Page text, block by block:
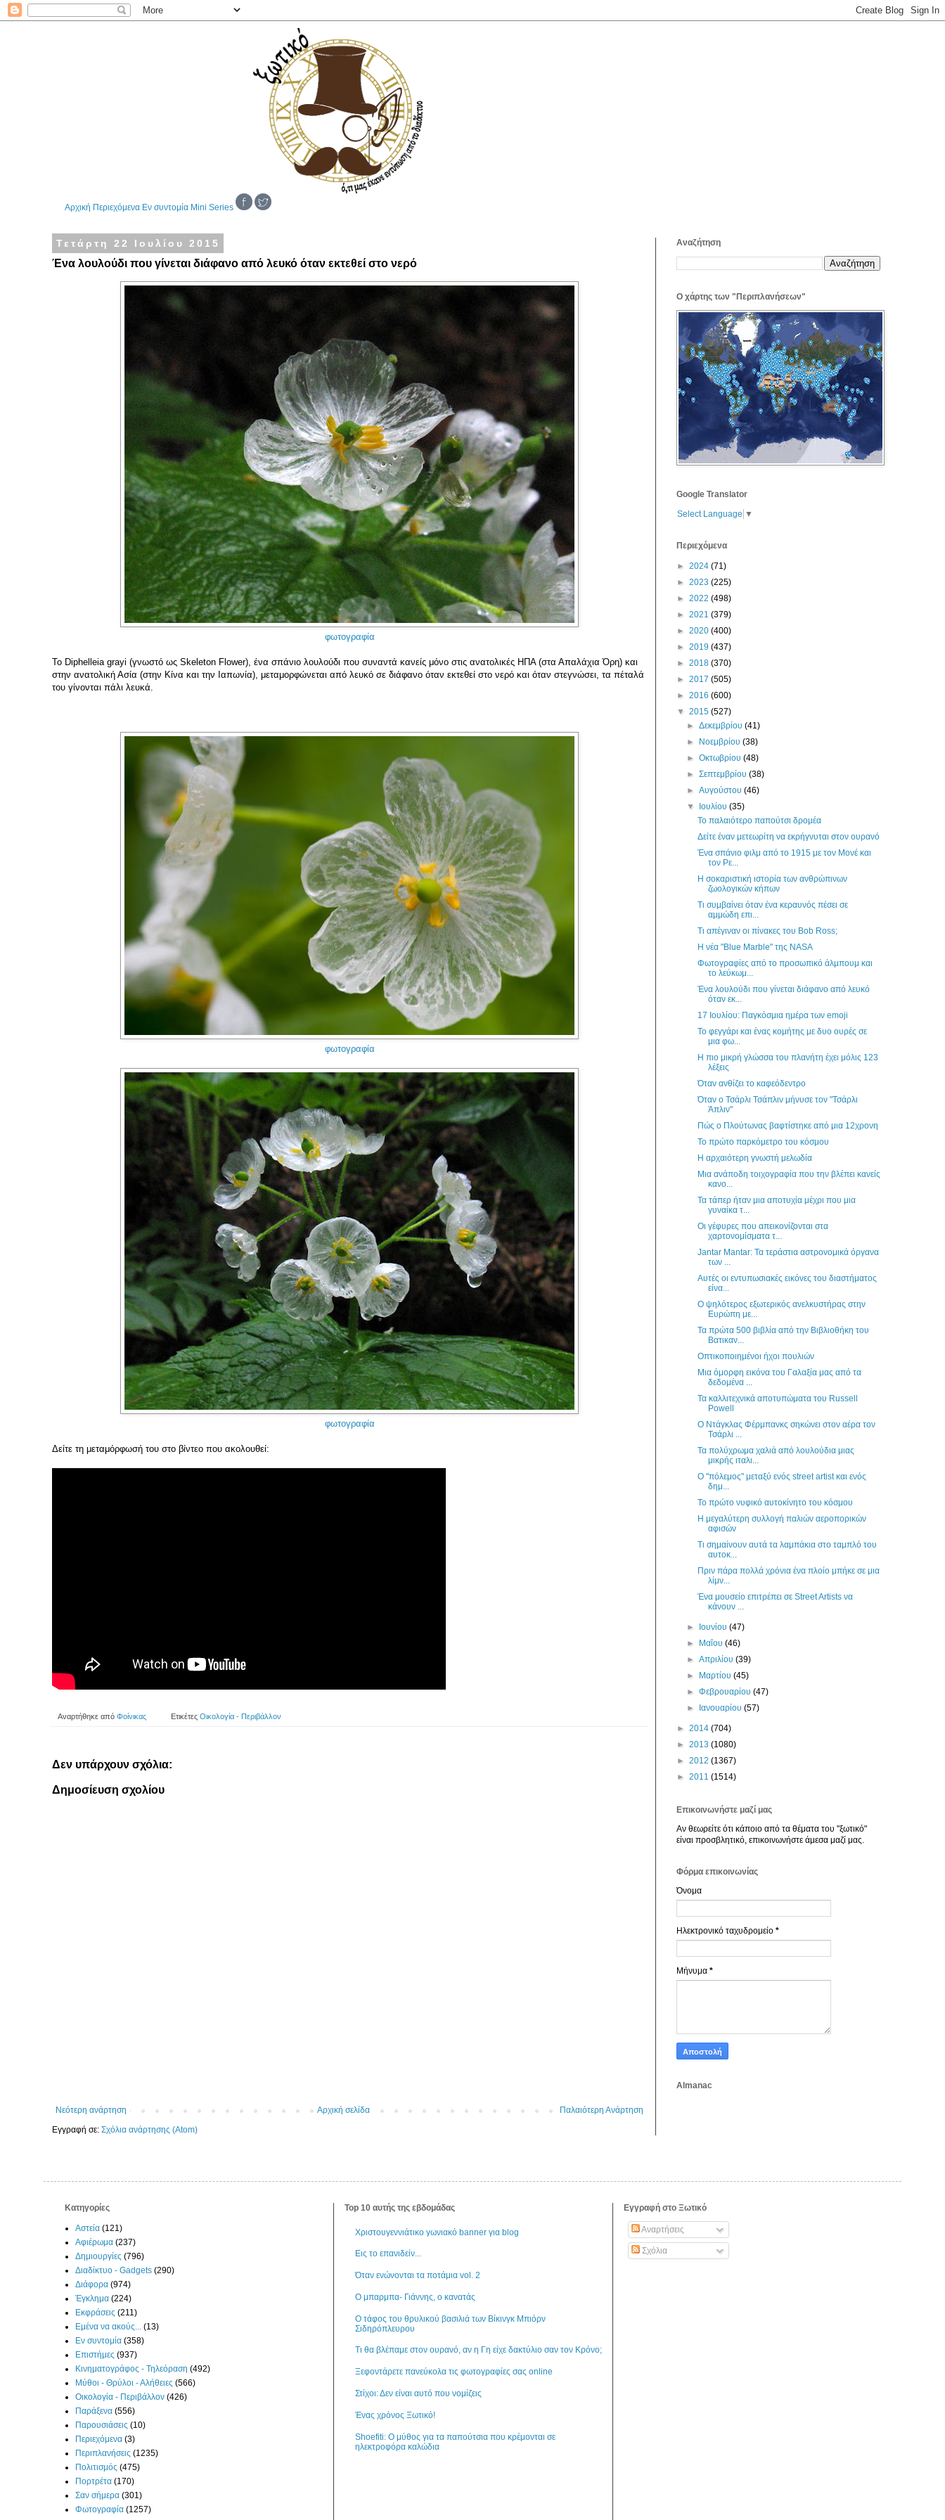
Αρχική Περιεχόμενα Εν συντομία Mini Series
Τετάρτη 22 Ιουλίου 2015
Ένα λουλούδι που γίνεται διάφανο από λευκό όταν εκτεθεί στο νερό
φωτογραφία
Το Diphelleia grayi (γνωστό ως Skeleton Flower), ένα σπάνιο λουλούδι που συναντά κανείς μόνο στις ανατολικές ΗΠΑ (στα Απαλάχια Όρη) και
στην ανατολική Ασία (στην Κίνα και την Ιαπωνία), μεταμορφώνεται από λευκό σε διάφανο όταν εκτεθεί στο νερό και όταν στεγνώσει, τα πέταλά
του γίνονται πάλι λευκά.
φωτογραφία
φωτογραφία
Δείτε τη μεταμόρφωσή του στο βίντεο που ακολουθεί:
Αναρτήθηκε από Φοίνικας ΕτικέτεςΟικολογία - Περιβάλλον
Δεν υπάρχουν σχόλια:
Δημοσίευση σχολίου
Νεότερη ανάρτηση Παλαιότερη Ανάρτηση
Αρχική σελίδα
Εγγραφή σε: Σχόλια ανάρτησης (Atom)
Αναζήτηση
Ο χάρτης των "Περιπλανήσεων"
Google Translator
Select Language ▼
Περιεχόμενα
► 2024 (71)
► 2023 (225)
► 2022 (498)
► 2021 (379)
► 2020 (400)
► 2019 (437)
► 2018 (370)
► 2017 (505)
► 2016 (600)
▼ 2015 (527)
►Δεκεμβρίου(41)
► Νοεμβρίου(38)
►Οκτωβρίου(48)
►Σεπτεμβρίου(38)
►Αυγούστου(46)
▼ Ιουλίου(35)
Το παλαιότερο παπούτσι δρομέα
Δείτε έναν μετεωρίτη να εκρήγνυται στον ουρανό
Ένα σπάνιο φιλμ από το 1915 με τον Μονέ και
τον Ρε...
Η σοκαριστική ιστορία των ανθρώπινων
ζωολογικών κήπων
Τι συμβαίνει όταν ένα κεραυνός πέσει σε
αμμώδη επι...
Τι απέγιναν οι πίνακες του Bob Ross;
Η νέα "Blue Marble" της NASA
Φωτογραφίες από το προσωπικό άλμπουμ και
το λεύκωμ...
Ένα λουλούδι που γίνεται διάφανο από λευκό
όταν εκ...
17 Ιουλίου: Παγκόσμια ημέρα των emoji
Το φεγγάρι και ένας κομήτης με δυο ουρές σε
μια φω...
Η πιο μικρή γλώσσα του πλανήτη έχει μόλις 123
λέξεις
Όταν ανθίζει το καφεόδεντρο
Όταν ο Τσάρλι Τσάπλιν μήνυσε τον "Τσάρλι
Άπλιν"
Πώς ο Πλούτωνας βαφτίστηκε από μια 12χρονη
Το πρώτο παρκόμετρο του κόσμου
Η αρχαιότερη γνωστή μελωδία
Μια ανάποδη τοιχογραφία που την βλέπει κανείς
κανο...
Τα τάπερ ήταν μια αποτυχία μέχρι που μια
γυναίκα τ...
Οι γέφυρες που απεικονίζονται στα
χαρτονομίσματα τ...
Jantar Mantar: Τα τεράστια αστρονομικά όργανα
των ...
Αυτές οι εντυπωσιακές εικόνες του διαστήματος
είνα...
Ο ψηλότερος εξωτερικός ανελκυστήρας στην
Ευρώπη με...
Τα πρώτα 500 βιβλία από την Βιβλιοθήκη του
Βατικαν...
Οπτικοποιημένοι ήχοι πουλιών
Μια όμορφη εικόνα του Γαλαξία μας από τα
δεδομένα ...
Τα καλλιτεχνικά αποτυπώματα του Russell
Powell
Ο Ντάγκλας Φέρμπανκς σηκώνει στον αέρα τον
Τσάρλι ...
Τα πολύχρωμα χαλιά από λουλούδια μιας
μικρής ιταλι...
Ο "πόλεμος" μεταξύ ενός street artist και ενός
δημ...
Το πρώτο νυφικό αυτοκίνητο του κόσμου
Η μεγαλύτερη συλλογή παλιών αεροπορικών
αφισών
Τι σημαίνουν αυτά τα λαμπάκια στο ταμπλό του
αυτοκ...
Πριν πάρα πολλά χρόνια ένα πλοίο μπήκε σε μια
λίμν...
Ένα μουσείο επιτρέπει σε Street Artists να
κάνουν ...
► Ιουνίου(47)
► Μαΐου(46)
►Απριλίου(39)
► Μαρτίου(45)
►Φεβρουαρίου(47)
► Ιανουαρίου(57)
► 2014 (704)
► 2013 (1080)
► 2012 (1367)
► 2011 (1514)
Επικοινωνήστε μαζί μας
Αν θεωρείτε ότι κάποιο από τα θέματα του "ξωτικό"
είναι προσβλητικό, επικοινωνήστε άμεσα μαζί μας.
Φόρμα επικοινωνίας
Όνομα
Ηλεκτρονικό ταχυδρομείο *
Μήνυμα *
Almanac
Κατηγορίες
Αστεία (121)
Αφιέρωμα (237)
Δημιουργίες (796)
Διαδίκτυο - Gadgets (290)
Διάφορα (974)
Έγκλημα (224)
Εκφράσεις (211)
Εμένα να ακούς... (13)
Εν συντομία (358)
Επιστήμες (937)
Κινηματογράφος - Τηλεόραση (492)
Μύθοι - Θρύλοι - Αλήθειες (566)
Οικολογία - Περιβάλλον (426)
Παράξενα (556)
Παρουσιάσεις (10)
Περιεχόμενα (3)
Περιπλανήσεις (1235)
Πολιτισμός (475)
Πορτρέτα (170)
Σαν σήμερα (301)
Φωτογραφία (1257)
Top 10 αυτής της εβδομάδας
Χριστουγεννιάτικο γωνιακό banner για blog
Εις το επανιδείν...
Όταν ενώνονται τα ποτάμια vol. 2
Ο μπαρμπα- Γιάννης, ο κανατάς
Ο τάφος του θρυλικού βασιλιά των Βίκινγκ Μπιόρν
Σιδηρόπλευρου
Τι θα βλέπαμε στον ουρανό, αν η Γη είχε δακτύλιο σαν τον Κρόνο;
Ξεφοντάρετε πανεύκολα τις φωτογραφίες σας online
Στίχοι: Δεν είναι αυτό που νομίζεις
Ένας χρόνος Ξωτικό!
Shoefiti: Ο μύθος για τα παπούτσια που κρέμονται σε
ηλεκτροφόρα καλώδια
Εγγραφή στο Ξωτικό
Αναρτήσεις
Σχόλια